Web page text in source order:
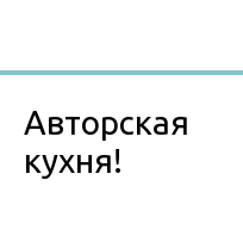
Авторская
кухня!